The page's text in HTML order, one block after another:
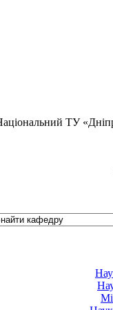
ТУ